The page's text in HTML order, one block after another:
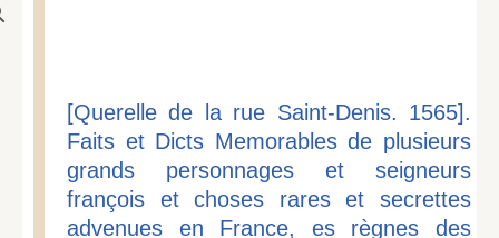
[Querelle de la rue Saint-Denis. 1565].
Faits et Dicts Memorables de plusieurs
grands personnages et seigneurs
françois et choses rares et secrettes
advenues en France, es règnes des